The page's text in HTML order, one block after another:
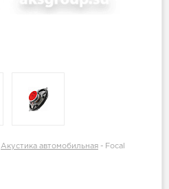
Акустика автомобильная - Focal